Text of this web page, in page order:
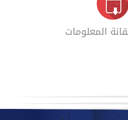
المعلومات